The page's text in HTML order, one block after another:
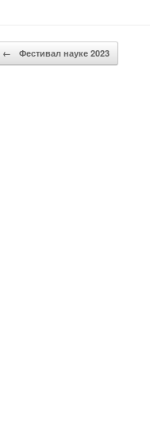
Кретање чланака
← Фестивал науке 2023